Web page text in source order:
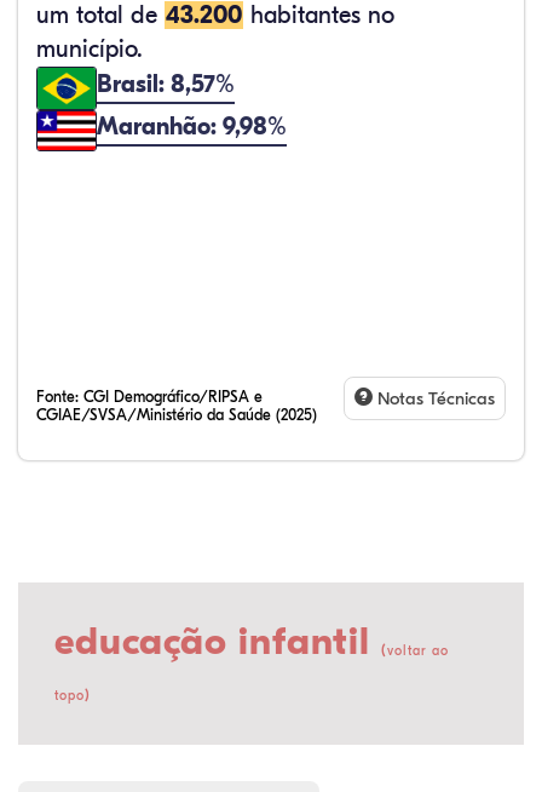
um total de 43.200 habitantes no
município.
Brasil: 8,57%
Maranhão: 9,98%
Fonte: CGI Demográfico/RIPSA e
CGIAE/SVSA/Ministério da Saúde (2025)
Notas Técnicas
educação infantil (voltar ao
topo)